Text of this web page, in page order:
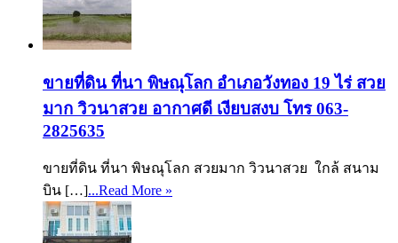
ขายที่ดิน ที่นา พิษณุโลก อำเภอวังทอง 19 ไร่ สวย
มาก วิวนาสวย อากาศดี เงียบสงบ โทร 063-
2825635
ขายที่ดิน ที่นา พิษณุโลก สวยมาก วิวนาสวย ใกล้ สนาม
บิน […]...Read More »